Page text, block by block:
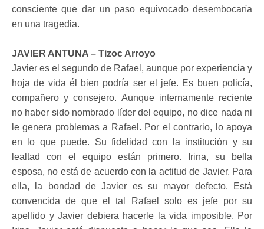
consciente que dar un paso equivocado desembocaría
en una tragedia.
JAVIER ANTUNA – Tizoc Arroyo
Javier es el segundo de Rafael, aunque por experiencia y
hoja de vida él bien podría ser el jefe. Es buen policía,
compañero y consejero. Aunque internamente reciente
no haber sido nombrado líder del equipo, no dice nada ni
le genera problemas a Rafael. Por el contrario, lo apoya
en lo que puede. Su fidelidad con la institución y su
lealtad con el equipo están primero. Irina, su bella
esposa, no está de acuerdo con la actitud de Javier. Para
ella, la bondad de Javier es su mayor defecto. Está
convencida de que el tal Rafael solo es jefe por su
apellido y Javier debiera hacerle la vida imposible. Por